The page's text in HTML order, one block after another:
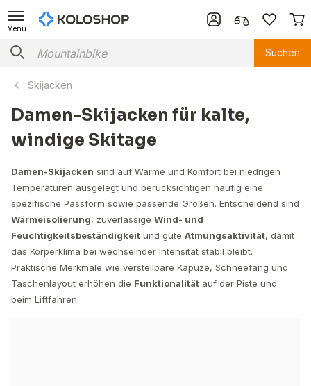
Menü
Suchen
Skijacken
Damen-Skijacken für kalte,
windige Skitage
Damen-Skijacken sind auf Wärme und Komfort bei niedrigen
Temperaturen ausgelegt und berücksichtigen häufig eine
spezifische Passform sowie passende Größen. Entscheidend sind
Wärmeisolierung, zuverlässige Wind- und
Feuchtigkeitsbeständigkeit und gute Atmungsaktivität, damit
das Körperklima bei wechselnder Intensität stabil bleibt.
Praktische Merkmale wie verstellbare Kapuze, Schneefang und
Taschenlayout erhöhen die Funktionalität auf der Piste und
beim Liftfahren.